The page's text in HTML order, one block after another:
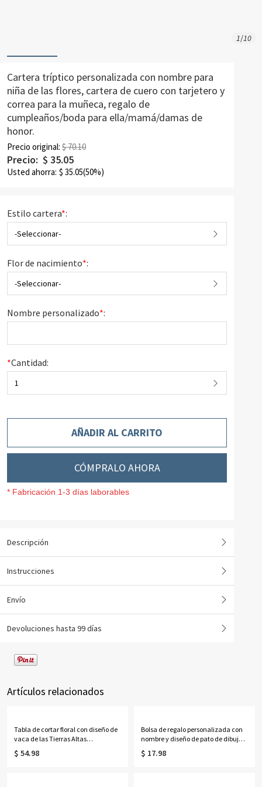
1/10
Cartera tríptico personalizada con nombre para
niña de las flores, cartera de cuero con tarjetero y
correa para la muñeca, regalo de
cumpleaños/boda para ella/mamá/damas de
honor.
Precio original: $ 70.10
Precio: $ 35.05
Usted ahorra: $ 35.05(50%)
Estilo cartera*:
-Seleccionar-
Flor de nacimiento*:
-Seleccionar-
Nombre personalizado*:
*Cantidad:
1
AÑADIR AL CARRITO
CÓMPRALO AHORA
* Fabricación 1-3 días laborables
Descripción
Instrucciones
Envío
Devoluciones hasta 99 días
Artículos relacionados
Tabla de cortar floral con diseño de
vaca de las Tierras Altas
personalizada con nombre, tabla
para servir embutidos de estilo
$ 54.98
Bolsa de regalo personalizada con
nombre y diseño de pato de dibujos
animados, con lazo, bolsa de playa
transparente de PVC, recuerdo de
$ 17.98